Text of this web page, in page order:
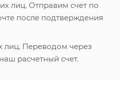
лиц. Отправим счет по
после подтверждения
лиц. Переводом через
расчетный счет.